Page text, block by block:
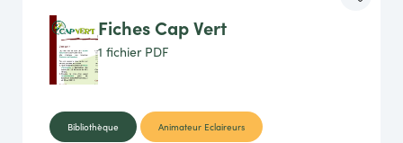
Fiches Cap Vert
1 fichier PDF
Bibliothèque Animateur Eclaireurs